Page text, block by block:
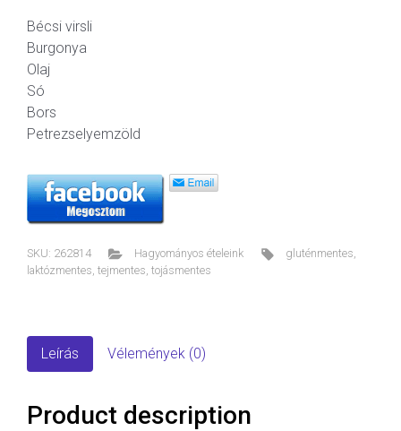
Bécsi virsli
Burgonya
Olaj
Só
Bors
Petrezselyemzöld
SKU: 262814 Hagyományos ételeink gluténmentes,
laktózmentes, tejmentes, tojásmentes
Leírás Vélemények (0)
Product description